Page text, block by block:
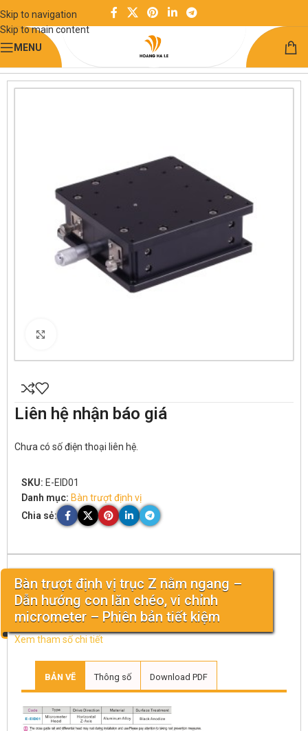
Skip to navigation
Skip to main content
MENU
Trang chủ
Module chức năng Bàn trượt định vị
Bàn trượt định vị trục Z nằm ngang –
Dẫn hướng con lăn chéo, vi chỉnh
micrometer – Phiên bản tiết kiệm
Xem tham số chi tiết
BẢN VẼ Thông số Download PDF
Liên hệ nhận báo giá
Chưa có số điện thoại liên hệ.
SKU: E-EID01
Danh mục: Bàn trượt định vị
Chia sẻ: